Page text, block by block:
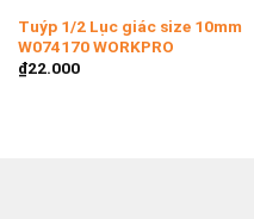
Tuýp 1/2 Lục giác size 10mm
W074170 WORKPRO
₫22.000